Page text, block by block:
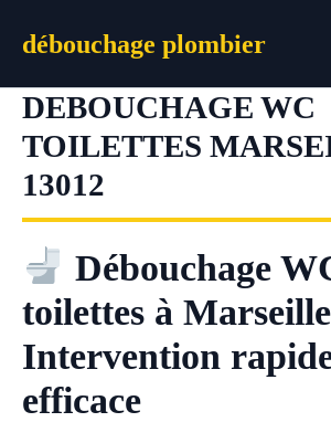
débouchage plombier
DEBOUCHAGE WC
TOILETTES
13012
Débouchage
toilettes à
Intervention
efficace